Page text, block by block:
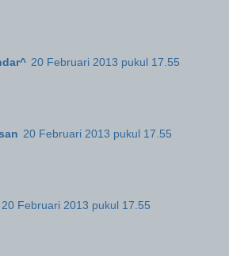
20 Februari 2013 pukul 17.55
20 Februari 2013 pukul 17.55
20 Februari 2013 pukul 17.55